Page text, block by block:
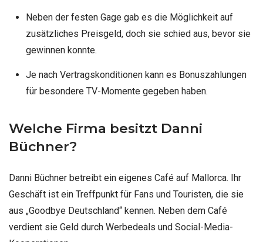
Neben der festen Gage gab es die Möglichkeit auf
zusätzliches Preisgeld, doch sie schied aus, bevor sie
gewinnen konnte.
Je nach Vertragskonditionen kann es Bonuszahlungen
für besondere TV-Momente gegeben haben.
Welche Firma besitzt Danni
Büchner?
Danni Büchner betreibt ein eigenes Café auf Mallorca. Ihr
Geschäft ist ein Treffpunkt für Fans und Touristen, die sie
aus „Goodbye Deutschland“ kennen. Neben dem Café
verdient sie Geld durch Werbedeals und Social-Media-